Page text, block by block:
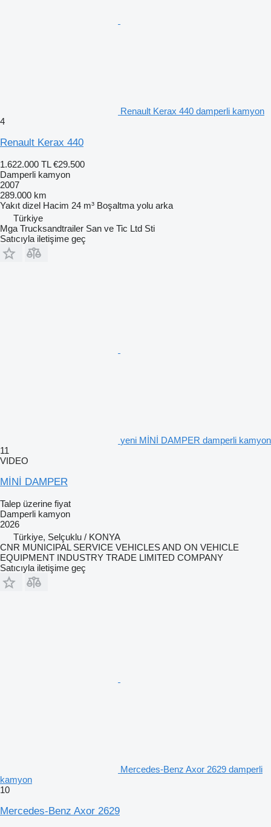
Renault Kerax 440 damperli kamyon
4
Renault Kerax 440
1.622.000 TL €29.500
Damperli kamyon
2007
289.000 km
Yakıt dizel Hacim 24 m³ Boşaltma yolu arka
Türkiye
Mga Trucksandtrailer San ve Tic Ltd Sti
Satıcıyla iletişime geç
yeni MİNİ DAMPER damperli kamyon
11
VIDEO
MİNİ DAMPER
Talep üzerine fiyat
Damperli kamyon
2026
Türkiye, Selçuklu / KONYA
CNR MUNICIPAL SERVICE VEHICLES AND ON VEHICLE
EQUIPMENT INDUSTRY TRADE LIMITED COMPANY
Satıcıyla iletişime geç
Mercedes-Benz Axor 2629 damperli
kamyon
10
Mercedes-Benz Axor 2629